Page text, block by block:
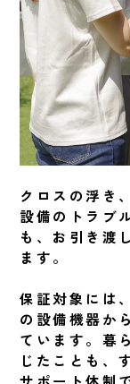
クロスの浮き
設備のトラブ
も、お引き渡
ます。
保証対象には
の設備機器か
ています。暮
じたことも、
サポート体制